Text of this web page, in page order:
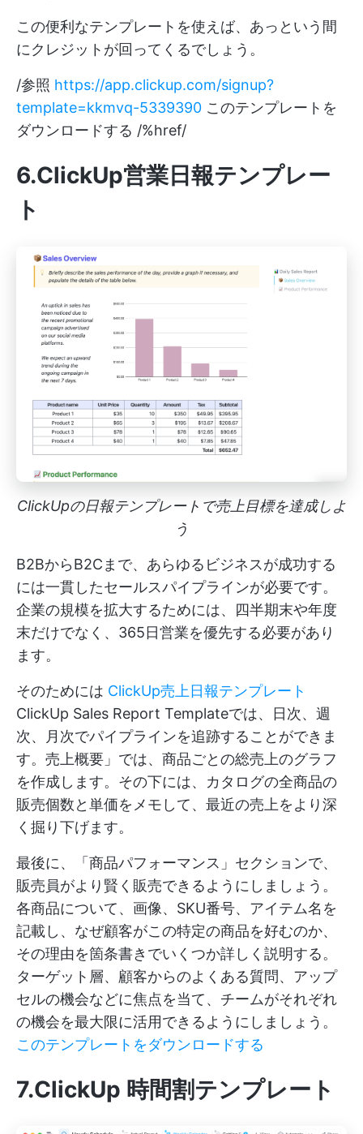
この便利なテンプレートを使えば、あっという間
にクレジットが回ってくるでしょう。
/参照 https://app.clickup.com/signup?
template=kkmvq-5339390 このテンプレートを
ダウンロードする /%href/
6.ClickUp営業日報テンプレー
ト
ClickUpの日報テンプレートで売上目標を達成しよ
う
B2BからB2Cまで、あらゆるビジネスが成功する
には一貫したセールスパイプラインが必要です。
企業の規模を拡大するためには、四半期末や年度
末だけでなく、365日営業を優先する必要があり
ます。
そのためには ClickUp売上日報テンプレート
ClickUp Sales Report Templateでは、日次、週
次、月次でパイプラインを追跡することができま
す。売上概要」では、商品ごとの総売上のグラフ
を作成します。その下には、カタログの全商品の
販売個数と単価をメモして、最近の売上をより深
く掘り下げます。
最後に、「商品パフォーマンス」セクションで、
販売員がより賢く販売できるようにしましょう。
各商品について、画像、SKU番号、アイテム名を
記載し、なぜ顧客がこの特定の商品を好むのか、
その理由を箇条書きでいくつか詳しく説明する。
ターゲット層、顧客からのよくある質問、アップ
セルの機会などに焦点を当て、チームがそれぞれ
の機会を最大限に活用できるようにしましょう。
このテンプレートをダウンロードする
7.ClickUp 時間割テンプレート